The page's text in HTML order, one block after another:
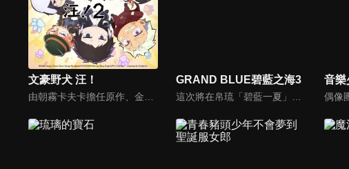
文豪野犬 汪！ GRAND BLUE碧藍之海3 音樂